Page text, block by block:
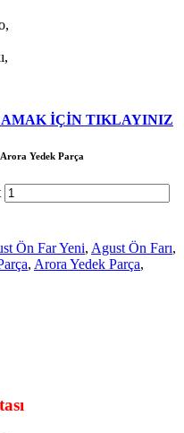
İÇİN TIKLAYINIZ
Yedek Parça
Ön Far Yeni, Agust Ön Farı,
, Arora Yedek Parça,